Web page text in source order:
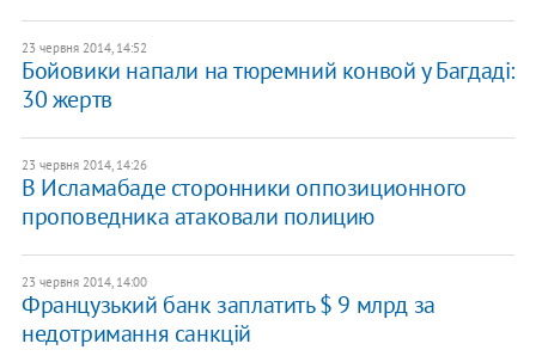
23 червня 2014, 14:52
Бойовики напали на тюремний конвой у Багдаді:
30 жертв
23 червня 2014, 14:26
В Исламабаде сторонники оппозиционного
проповедника атаковали полицию
23 червня 2014, 14:00
Французький банк заплатить $ 9 млрд за
недотримання санкцій